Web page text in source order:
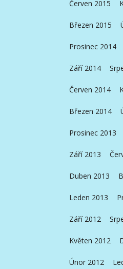
Červen 2015
Březen 2015
Prosinec 2014
Září 2014
Červen 2014
Březen 2014
Prosinec 2013
Září 2013
Duben 2013
Leden 2013
Září 2012
Květen 2012
Únor 2012